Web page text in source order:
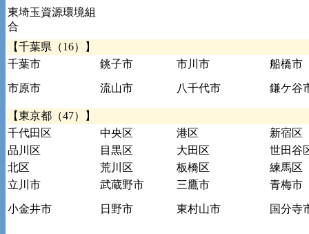
東埼玉資源環境組
合
【千葉県（16）】
千葉市
銚子市 市川市 船橋市
市原市 流山市 八千代市 鎌ケ谷
【東京都（47）】
千代田区
中央区 港区
新宿区
品川区
目黒区 大田区
世田谷
北区
荒川区 板橋区
練馬区
立川市
武蔵野市 三鷹市 青梅市
小金井市 日野市 東村山市 国分寺